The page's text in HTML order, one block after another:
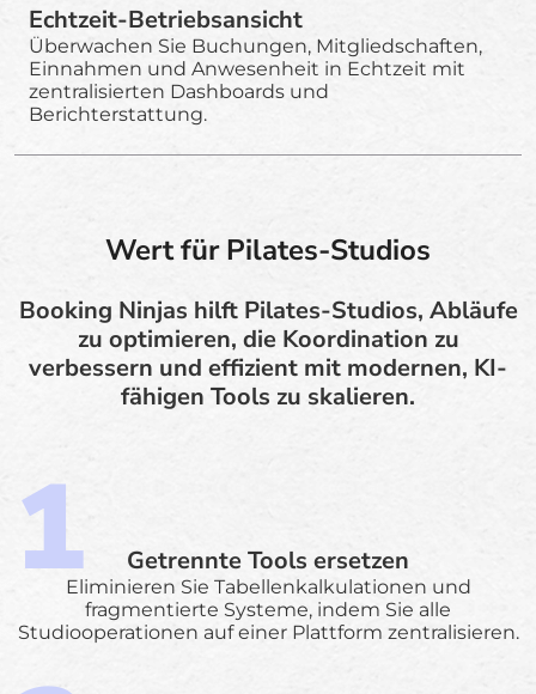
Echtzeit-Betriebsansicht
Überwachen Sie Buchungen, Mitgliedschaften,
Einnahmen und Anwesenheit in Echtzeit mit
zentralisierten Dashboards und
Berichterstattung.
Wert für Pilates-Studios
Booking Ninjas hilft Pilates-Studios, Abläufe
zu optimieren, die Koordination zu
verbessern und effizient mit modernen, KI-
fähigen Tools zu skalieren.
Getrennte Tools ersetzen
Eliminieren Sie Tabellenkalkulationen und
fragmentierte Systeme, indem Sie alle
Studiooperationen auf einer Plattform zentralisieren.